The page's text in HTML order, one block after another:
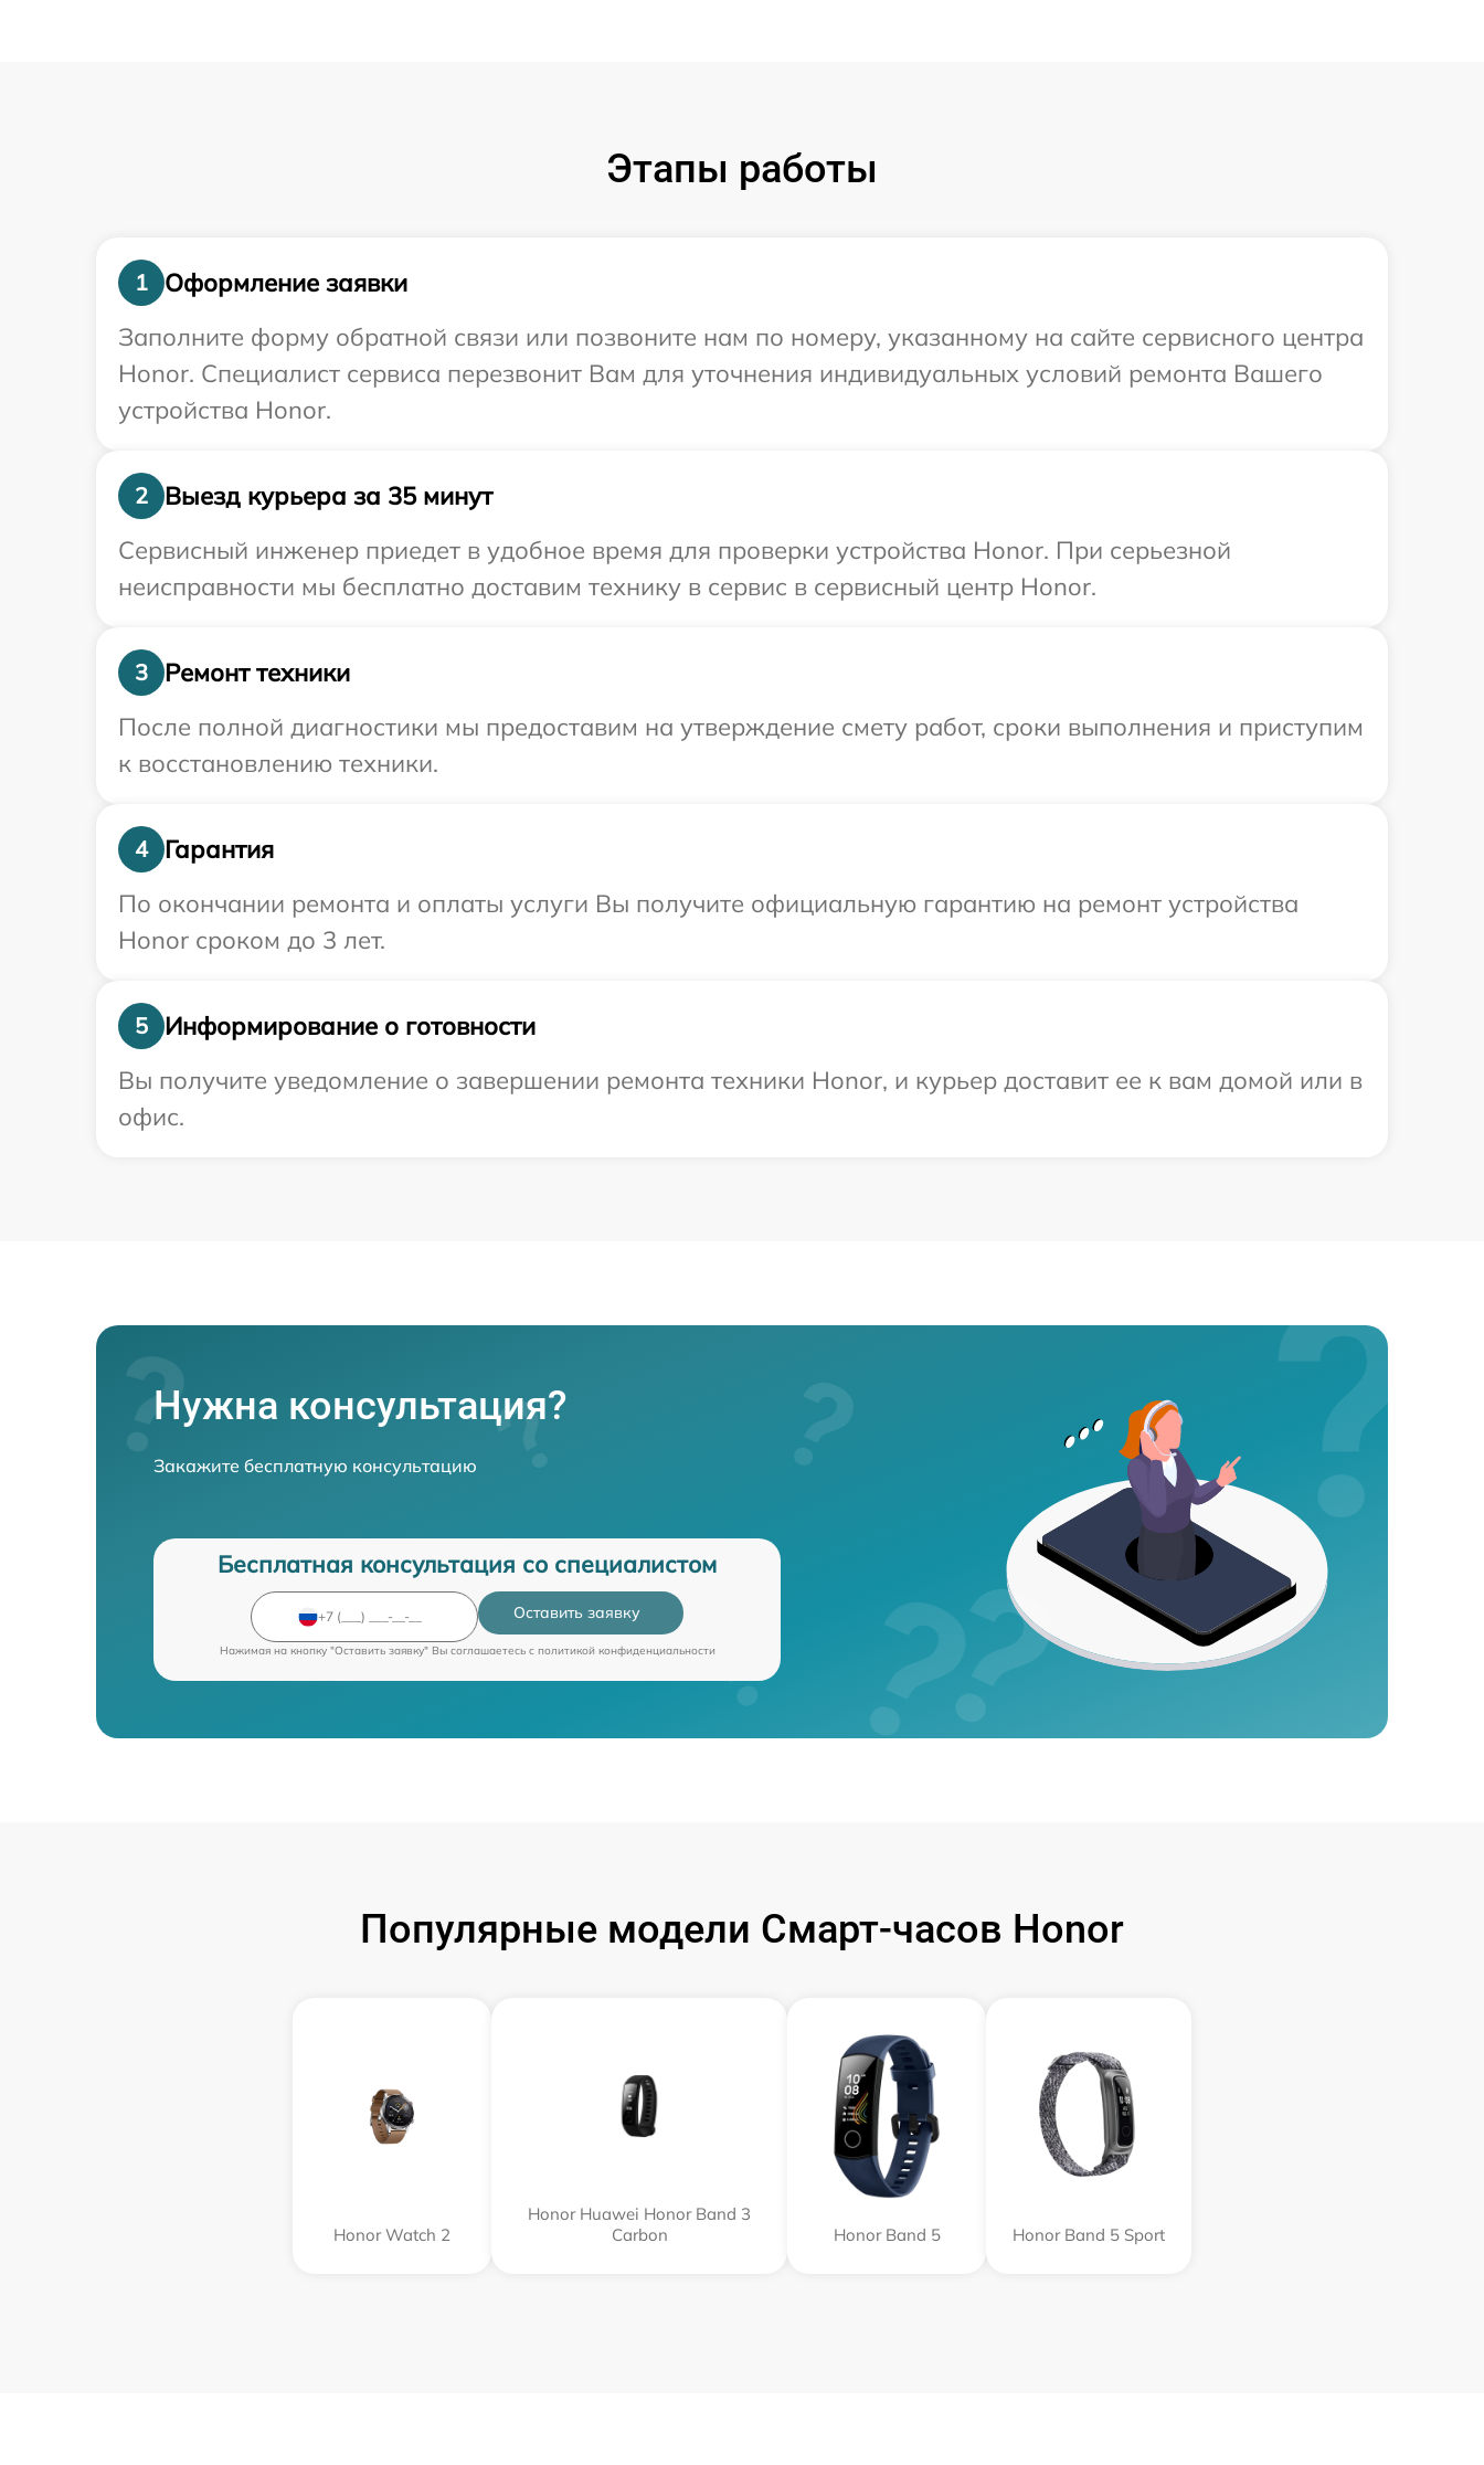
Этапы работы
1
Оформление заявки
Заполните форму обратной связи или позвоните нам по номеру, указанному на сайте сервисного центра
Honor. Специалист сервиса перезвонит Вам для уточнения индивидуальных условий ремонта Вашего
устройства Honor.
2
Выезд курьера за 35 минут
Сервисный инженер приедет в удобное время для проверки устройства Honor. При серьезной
неисправности мы бесплатно доставим технику в сервис в сервисный центр Honor.
3
Ремонт техники
После полной диагностики мы предоставим на утверждение смету работ, сроки выполнения и приступим
к восстановлению техники.
4
Гарантия
По окончании ремонта и оплаты услуги Вы получите официальную гарантию на ремонт устройства
Honor сроком до 3 лет.
5
Информирование о готовности
Вы получите уведомление о завершении ремонта техники Honor, и курьер доставит ее к вам домой или в
офис.
Нужна консультация?
Закажите бесплатную консультацию
Бесплатная консультация со специалистом
Оставить заявку
Нажимая на кнопку "Оставить заявку" Вы соглашаетесь c политикой конфиденциальности
Популярные модели Смарт-часов Honor
Honor Watch 2
Honor Huawei Honor Band 3
Carbon
Honor Band 5 Honor Band 5 Sport